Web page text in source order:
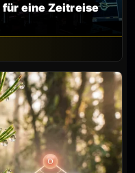
für eine Zeitreise